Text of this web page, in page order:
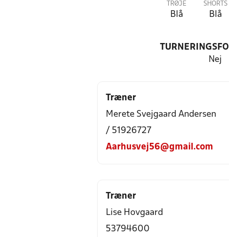
TRØJE
Blå
SHORTS
Blå
Nej
Træner
Merete Svejgaard Andersen
/ 51926727
Aarhusvej56@gmail.com
Træner
Lise Hovgaard
53794600